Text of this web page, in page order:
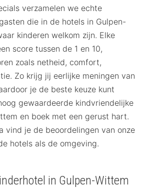
verzamelen we echte
die in de hotels in Gulpen-
kinderen welkom zijn. Elke
score tussen de 1 en 10,
zoals netheid, comfort,
Zo krijg jij eerlijke meningen van
je de beste keuze kunt
gewaardeerde kindvriendelijke
en boek met een gerust hart.
vind je de beoordelingen van onze
hotels als de omgeving.
in Gulpen-Wittem